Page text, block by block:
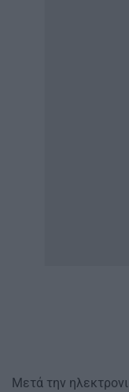
Μετά την